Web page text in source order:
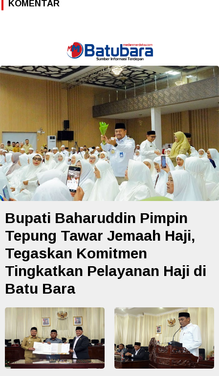
KOMENTAR
Bupati Baharuddin Pimpin
Tepung Tawar Jemaah Haji,
Tegaskan Komitmen
Tingkatkan Pelayanan Haji di
Batu Bara